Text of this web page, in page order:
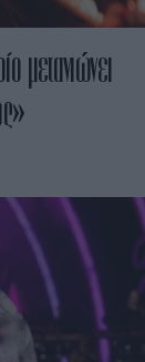
μετανιώνει